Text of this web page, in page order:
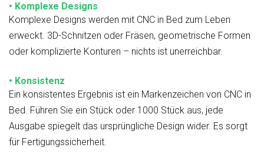
• Komplexe Designs
Komplexe Designs werden mit CNC in Bed zum Leben
erweckt. 3D-Schnitzen oder Fräsen, geometrische Formen
oder komplizierte Konturen – nichts ist unerreichbar.
• Konsistenz
Ein konsistentes Ergebnis ist ein Markenzeichen von CNC in
Bed. Führen Sie ein Stück oder 1000 Stück aus, jede
Ausgabe spiegelt das ursprüngliche Design wider. Es sorgt
für Fertigungssicherheit.